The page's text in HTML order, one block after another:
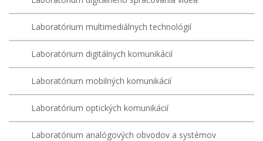
Laboratórium multimediálnych technológií
Laboratórium digitálnych komunikácií
Laboratórium mobilných komunikácií
Laboratórium optických komunikácií
Laboratórium analógových obvodov a systémov